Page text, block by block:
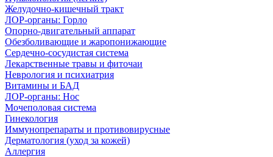
Желудочно-кишечный тракт
ЛОР-органы: Горло
Опорно-двигательный аппарат
Обезболивающие и жаропонижающие
Сердечно-сосудистая система
Лекарственные травы и фиточаи
Неврология и психиатрия
Витамины и БАД
ЛОР-органы: Нос
Мочеполовая система
Гинекология
Иммунопрепараты и противовирусные
Дерматология (уход за кожей)
Аллергия